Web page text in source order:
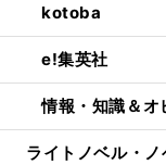
kotoba
e!集英社
情報・知識＆
ライトノベル・